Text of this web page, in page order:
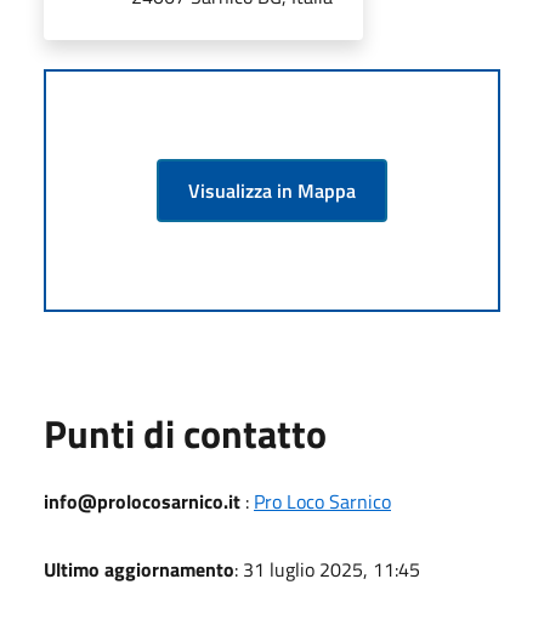
Visualizza in Mappa
Punti di contatto
info@prolocosarnico.it : Pro Loco Sarnico
Ultimo aggiornamento: 31 luglio 2025, 11:45